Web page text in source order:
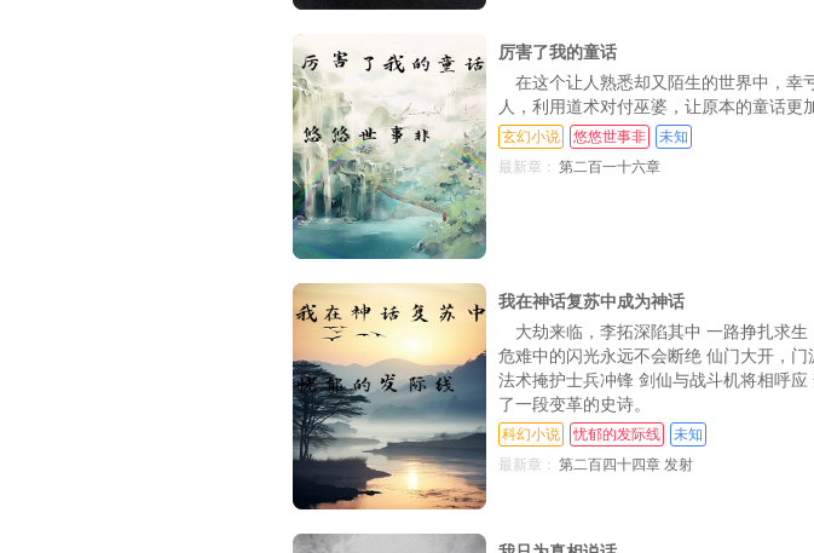
第121章 童话VS短诗（九） 第122章 童话
第124章 无妄牢狱（十二） 第125章 无
第127章 诗人（十五）
第130章 太阳（十八）
第133章 太阳（二十一）
第136章 太阳（二十四）
第139章 海神（二十七） 第140章 海
第142章 海神（三十） 第143章 海
第145章 海神（三十三）
第148章 越王楼
第151章 童心
厉害了我的童话
在这个让人熟悉却又陌生的世界中，幸
人，利用道术对付巫婆，让原本的童话更
玄幻小说 悠悠世事非
未知
最新章： 第二百一十六章
我在神话复苏中成为神话
大劫来临，李拓深陷其中 一路挣扎求
危难中的闪光永远不会断绝 仙门大开，
法术掩护士兵冲锋 剑仙与战斗机将相呼
了一段变革的史诗。
科幻小说 忧郁的发际线
未知
最新章： 第二百四十四章 发射